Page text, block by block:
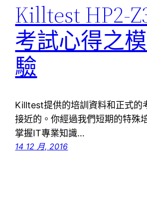
Killtest HP2-
考試心得之
驗
Killtest提供的培訓資料和正式的
接近的。你經過我們短期的特殊
掌握IT專業知識…
14 12 月, 2016